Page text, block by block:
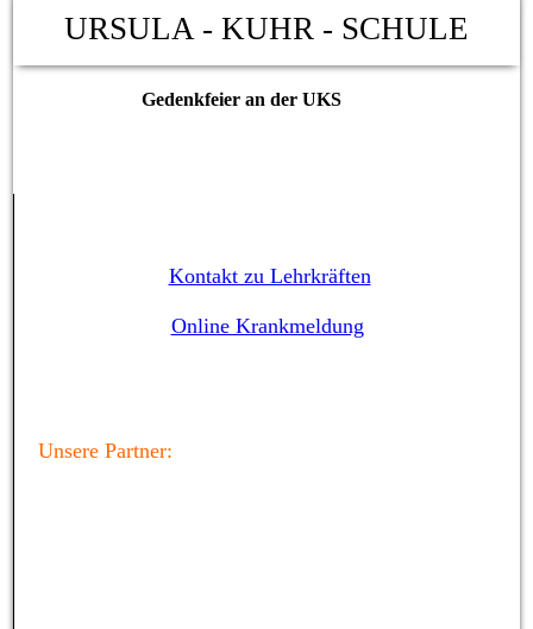
URSULA - KUHR - SCHULE
Gedenkfeier an der UKS
Kontakt zu Lehrkräften
Online Krankmeldung
Unsere Partner: